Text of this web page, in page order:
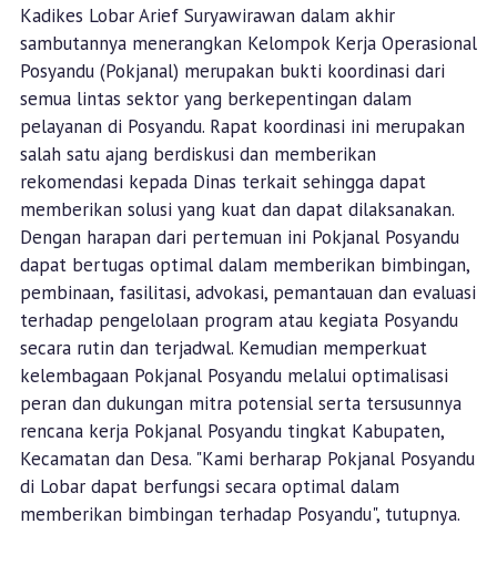
Kadikes Lobar Arief Suryawirawan dalam akhir
sambutannya menerangkan Kelompok Kerja Operasional
Posyandu (Pokjanal) merupakan bukti koordinasi dari
semua lintas sektor yang berkepentingan dalam
pelayanan di Posyandu. Rapat koordinasi ini merupakan
salah satu ajang berdiskusi dan memberikan
rekomendasi kepada Dinas terkait sehingga dapat
memberikan solusi yang kuat dan dapat dilaksanakan.
Dengan harapan dari pertemuan ini Pokjanal Posyandu
dapat bertugas optimal dalam memberikan bimbingan,
pembinaan, fasilitasi, advokasi, pemantauan dan evaluasi
terhadap pengelolaan program atau kegiata Posyandu
secara rutin dan terjadwal. Kemudian memperkuat
kelembagaan Pokjanal Posyandu melalui optimalisasi
peran dan dukungan mitra potensial serta tersusunnya
rencana kerja Pokjanal Posyandu tingkat Kabupaten,
Kecamatan dan Desa. "Kami berharap Pokjanal Posyandu
di Lobar dapat berfungsi secara optimal dalam
memberikan bimbingan terhadap Posyandu", tutupnya.